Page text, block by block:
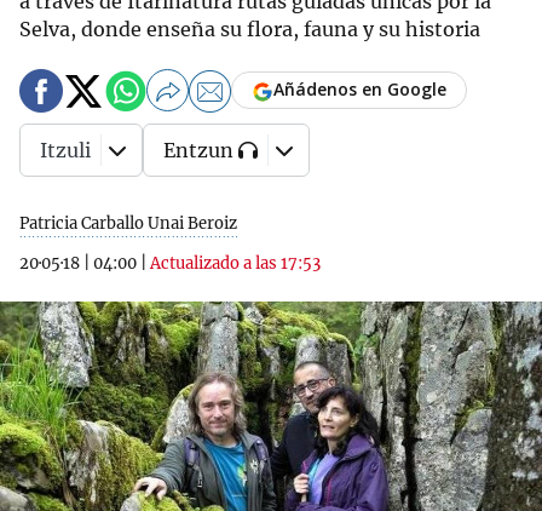
Selva, donde enseña su flora, fauna y su historia
Patricia Carballo Unai Beroiz
20·05·18
04:00 |Actualizado a las 17:53
Añádenos en Google
Itzuli Entzun